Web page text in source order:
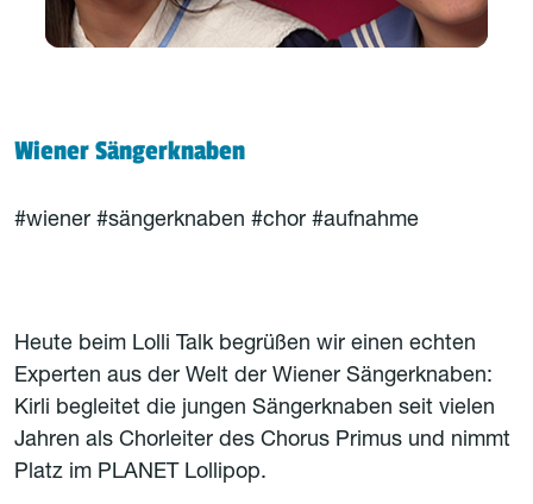
Wiener Sängerknaben
#wiener #sängerknaben #chor #aufnahme
Heute beim Lolli Talk begrüßen wir einen echten
Experten aus der Welt der Wiener Sängerknaben:
Kirli begleitet die jungen Sängerknaben seit vielen
Jahren als Chorleiter des Chorus Primus und nimmt
Platz im PLANET Lollipop.